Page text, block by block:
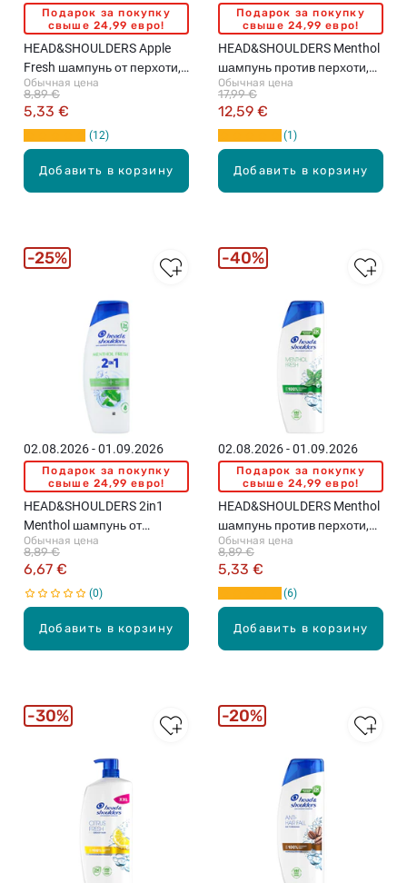
Добавить в корзину
Подарок за покупку
свыше 24,99 евро!
HEAD&SHOULDERS Apple
Fresh шампунь от перхоти,
400мл
Обычная цена
5,33 €
8,89 €
12
Добавить в корзину
Подарок за покупку
свыше 24,99 евро!
HEAD&SHOULDERS Menthol
шампунь против перхоти,
800мл
Обычная цена
12,59 €
17,99 €
1
Добавить в корзину
02.08.2026 - 01.09.2026
Подарок за покупку
свыше 24,99 евро!
HEAD&SHOULDERS 2in1
Menthol шампунь от
перхоти, 400мл
Обычная цена
6,67 €
8,89 €
0
25%
Добавить в корзину
02.08.2026 - 01.09.2026
Подарок за покупку
свыше 24,99 евро!
HEAD&SHOULDERS Menthol
шампунь против перхоти,
400мл
Обычная цена
5,33 €
8,89 €
6
40%
30% 20%